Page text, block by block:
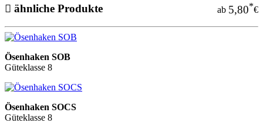
ab 5,80*€
ähnliche Produkte
Ösenhaken SOB
Güteklasse 8
Ösenhaken SOCS
Güteklasse 8